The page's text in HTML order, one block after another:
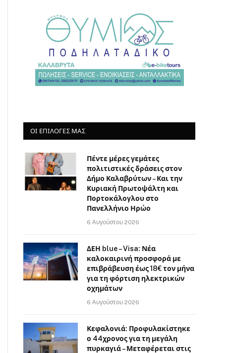
ΟΙ ΕΠΙΛΟΓΈΣ ΜΑΣ
Πέντε μέρες γεμάτες
πολιτιστικές δράσεις στον
Δήμο Καλαβρύτων – Και την
Κυριακή Πρωτοψάλτη και
Πορτοκάλογλου στο
Πανελλήνιο Ηρώο
6 Αυγούστου 2026
ΔΕΗ blue – Visa: Νέα
καλοκαιρινή προσφορά με
επιβράβευση έως 18€ τον μήνα
για τη φόρτιση ηλεκτρικών
οχημάτων
6 Αυγούστου 2026
Κεφαλονιά: Προφυλακίστηκε
ο 44χρονος για τη μεγάλη
πυρκαγιά – Μεταφέρεται στις